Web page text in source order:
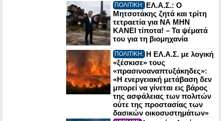
ΠΟΛΙΤΙΚΗ: ΕΛ.Α.Σ.: Ο
Μητσοτάκης ζητά και τρίτη
τετραετία για ΝΑ ΜΗΝ
ΚΑΝΕΙ τίποτα! – Τα ψέματά
του για τη βιομηχανία
ΠΟΛΙΤΙΚΗ: Η ΕΛ.Α.Σ. με λογική
«ξέσκισε» τους
«πρασινοαναπτυξάκηδες»:
«Η ενεργειακή μετάβαση δεν
μπορεί να γίνεται εις βάρος
της ασφάλειας των πολιτών
ούτε της προστασίας των
δασικών οικοσυστημάτων»